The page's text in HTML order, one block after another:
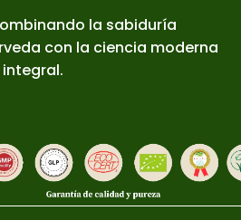
la sabiduría
con la ciencia moderna